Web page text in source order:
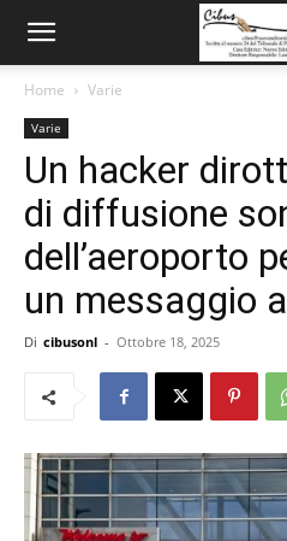
Home Varie
Varie
Un hacker
di diffusione
dell’aeroporto
un messaggio
Di cibusonl - Ottobre 18, 2025